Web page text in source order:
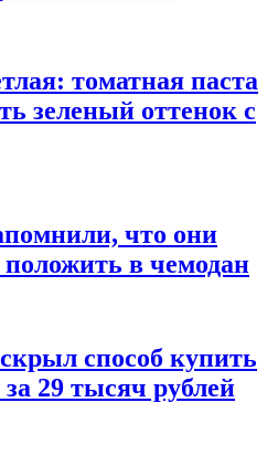
томатная паста
зеленый оттенок с
что они
в чемодан
способ купить
29 тысяч рублей